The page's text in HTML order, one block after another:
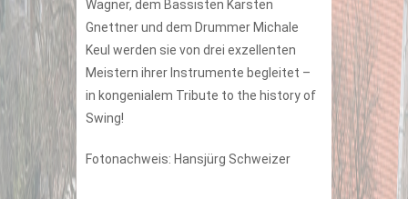
Wagner, dem Bassisten Karsten
Gnettner und dem Drummer Michale
Keul werden sie von drei exzellenten
Meistern ihrer Instrumente begleitet –
in kongenialem Tribute to the history of
Swing!
Fotonachweis: Hansjürg Schweizer